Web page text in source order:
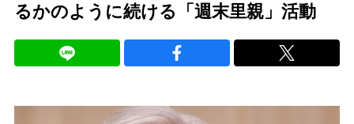
るかのように続ける「週末里親」活動